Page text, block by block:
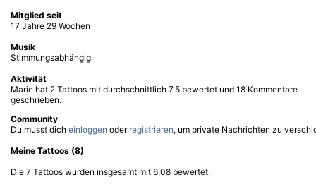
Mitglied seit
17 Jahre 29 Wochen
Musik
Stimmungsabhängig
Aktivität
Marie hat 2 Tattoos mit durchschnittlich 7.5 bewertet und 18 Kommentare
geschrieben.
Community
Du musst dich einloggen oder registrieren, um private Nachrichten zu
Meine Tattoos (8)
Die 7 Tattoos wurden insgesamt mit 6,08 bewertet.